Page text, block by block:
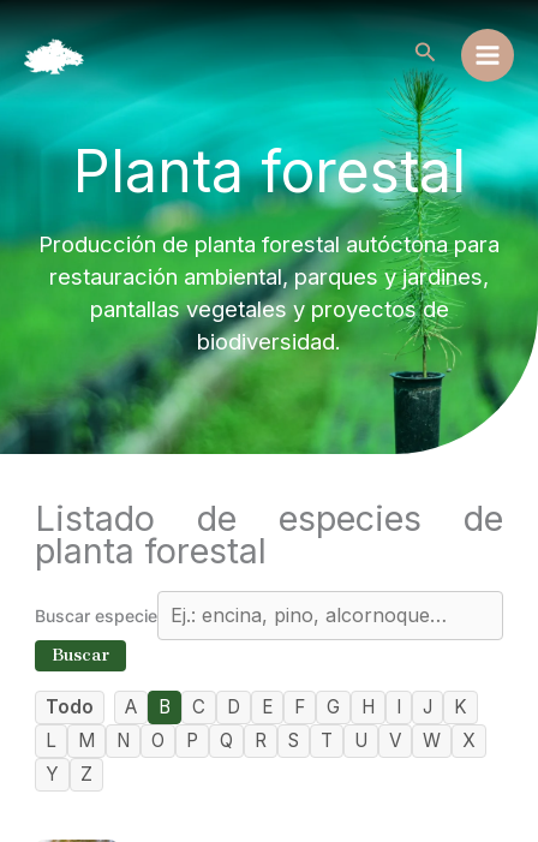
Ir
al
contenido
Buscar
Planta forestal
Producción de planta forestal autóctona para
restauración ambiental, parques y jardines,
pantallas vegetales y proyectos de
biodiversidad.
Listado de especies de
planta forestal
Buscar especie
Buscar
Todo A B C D E F G H J
K
L
M N O P Q R S T U V W
X
Y
Z